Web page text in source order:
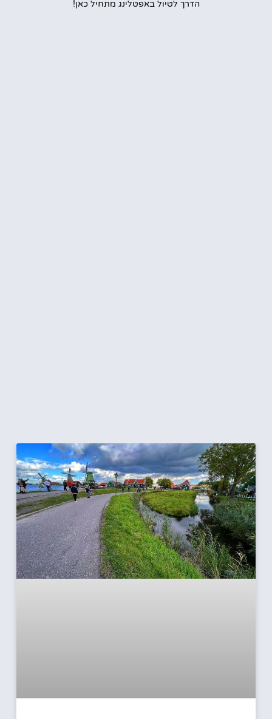
הדרך לטיול באפטלינג מתחיל כאן!